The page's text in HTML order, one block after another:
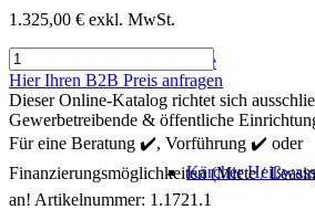
Mietgeräte
Kärcher
1.325,00 € exkl. MwSt.
KAESER
Kolbenkompressor
CLASSIC
320/90
D
Menge
Hier Ihren B2B Preis anfragen
Dieser Online-Katalog richtet sich
Gewerbetreibende & öffentliche
Für eine Beratung ✔️, Vorführung ✔️ oder
Finanzierungsmöglichkeiten (Miete /
an! Artikelnummer: 1.1721.1